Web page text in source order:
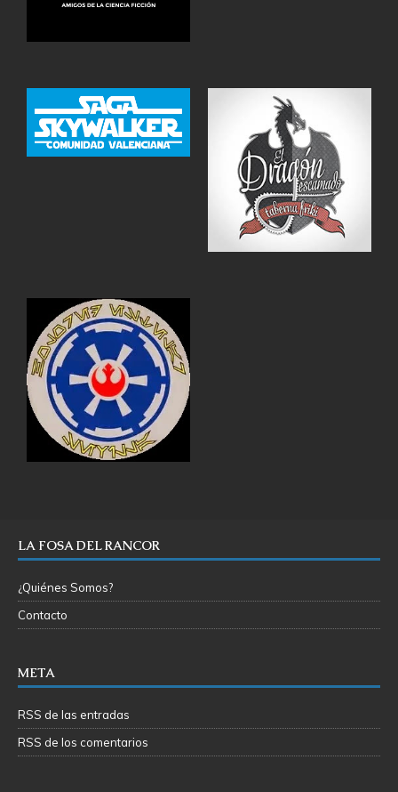
LA FOSA DEL RANCOR
¿Quiénes Somos?
Contacto
META
RSS de las entradas
RSS de los comentarios